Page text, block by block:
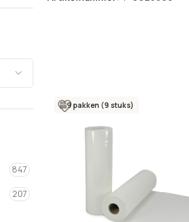
847
207
9 pakken (9 stuks)